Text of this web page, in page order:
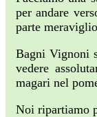
per andare
parte
Bagni Vignoni
vedere
magari nel
Noi ripartiamo